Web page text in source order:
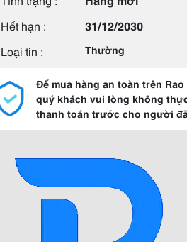
Hết hạn :
31/12/2030
Loại tin :
Thường
Để mua hàng an toàn trên Rao
quý khách vui lòng không
thanh toán trước cho người